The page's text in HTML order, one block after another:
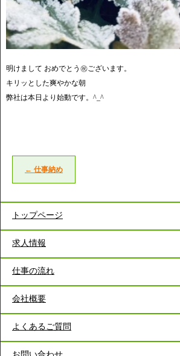
明けまして おめでとう㊗️ございます。
キリッとした爽やかな朝
弊社は本日より始動です。^_^
← 仕事納め
トップページ
求人情報
仕事の流れ
会社概要
よくあるご質問